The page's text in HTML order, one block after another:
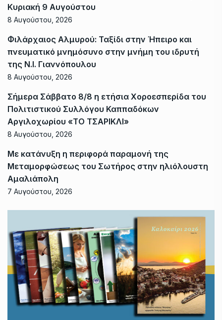
Κυριακή 9 Αυγούστου
8 Αυγούστου, 2026
Φιλάρχαιος Αλμυρού: Ταξίδι στην Ήπειρο και
πνευματικό μνημόσυνο στην μνήμη του ιδρυτή
της Ν.Ι. Γιαννόπουλου
8 Αυγούστου, 2026
Σήμερα Σάββατο 8/8 η ετήσια Χοροεσπερίδα του
Πολιτιστικού Συλλόγου Καππαδόκων
Αργιλοχωρίου «ΤΟ ΤΣΑΡΙΚΛΙ»
8 Αυγούστου, 2026
Με κατάνυξη η περιφορά παραμονή της
Μεταμορφώσεως του Σωτήρος στην ηλιόλουστη
Αμαλιάπολη
7 Αυγούστου, 2026